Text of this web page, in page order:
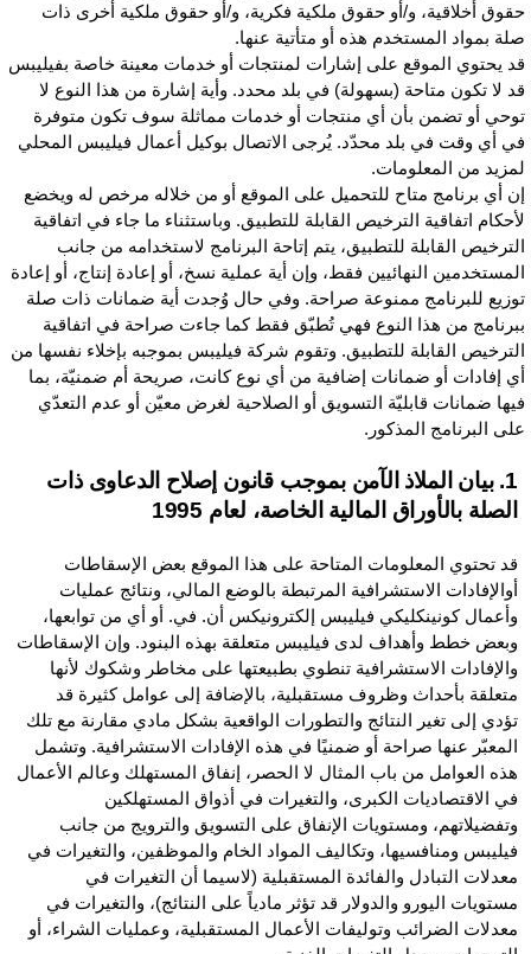
أخلاقية، و/أو حقوق ملكية فكرية، و/أو حقوق ملكية أخرى ذات
بمواد المستخدم هذه أو متأتية عنها.
يحتوي الموقع على إشارات لمنتجات أو خدمات معينة خاصة بفيليبس
لا تكون متاحة (بسهولة) في بلد محدد. وأية إشارة من هذا النوع لا
أو تضمن بأن أي منتجات أو خدمات مماثلة سوف تكون متوفرة
أي وقت في بلد محدّد. يُرجى الاتصال بوكيل أعمال فيليبس المحلي
من المعلومات.
أي برنامج متاح للتحميل على الموقع أو من خلاله مرخص له ويخضع
اتفاقية الترخيص القابلة للتطبيق. وباستثناء ما جاء في اتفاقية
القابلة للتطبيق، يتم إتاحة البرنامج لاستخدامه من جانب
النهائيين فقط، وإن أية عملية نسخ، أو إعادة إنتاج، أو إعادة
للبرنامج ممنوعة صراحة. وفي حال وُجدت أية ضمانات ذات صلة
من هذا النوع فهي تُطبّق فقط كما جاءت صراحة في اتفاقية
القابلة للتطبيق. وتقوم شركة فيليبس بموجبه بإخلاء نفسها من
إفادات أو ضمانات إضافية من أي نوع كانت، صريحة أم ضمنيّة، بما
ضمانات قابليّة التسويق أو الصلاحية لغرض معيّن أو عدم التعدّي
البرنامج المذكور.
1. بيان الملاذ الآمن بموجب قانون إصلاح الدعاوى ذات
الصلة بالأوراق المالية الخاصة، لعام 1995
قد تحتوي المعلومات المتاحة على هذا الموقع بعض الإسقاطات
أوالإفادات الاستشرافية المرتبطة بالوضع المالي، ونتائج عمليات
وأعمال كونينكليكي فيليبس إلكترونيكس أن. في. أو أي من توابعها،
وبعض خطط وأهداف لدى فيليبس متعلقة بهذه البنود. وإن الإسقاطات
والإفادات الاستشرافية تنطوي بطبيعتها على مخاطر وشكوك لأنها
متعلقة بأحداث وظروف مستقبلية، بالإضافة إلى عوامل كثيرة قد
تؤدي إلى تغير النتائج والتطورات الواقعية بشكل مادي مقارنة مع تلك
المعبّر عنها صراحة أو ضمنيًا في هذه الإفادات الاستشرافية. وتشمل
هذه العوامل من باب المثال لا الحصر، إنفاق المستهلك وعالم الأعمال
في الاقتصاديات الكبرى، والتغيرات في أذواق المستهلكين
وتفضيلاتهم، ومستويات الإنفاق على التسويق والترويج من جانب
فيليبس ومنافسيها، وتكاليف المواد الخام والموظفين، والتغيرات في
معدلات التبادل والفائدة المستقبلية (لاسيما أن التغيرات في
مستويات اليورو والدولار قد تؤثر مادياً على النتائج)، والتغيرات في
معدلات الضرائب وتوليفات الأعمال المستقبلية، وعمليات الشراء، أو